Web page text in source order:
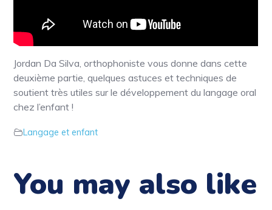
Jordan Da Silva, orthophoniste vous donne dans cette
deuxième partie, quelques astuces et techniques de
soutient très utiles sur le développement du langage oral
chez l’enfant !
Langage et enfant
You may also like